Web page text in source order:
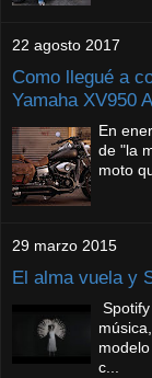
22 agosto 2017
Como llegué a
Yamaha XV950
En
de "la
moto
29 marzo 2015
El alma vuela y
c...